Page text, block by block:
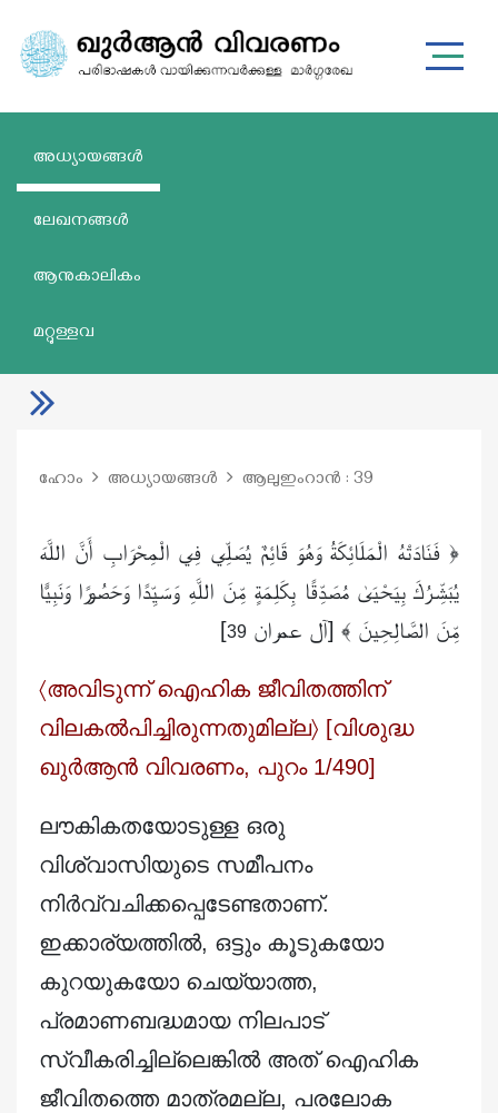
അധ്യായങ്ങൾ
ലേഖനങ്ങൾ
ആനുകാലികം
മറ്റുള്ളവ
ഹോം അധ്യായങ്ങൾ ആലുഇംറാൻ : 39
﴿ فَنَادَتْهُ الْمَلَائِكَةُ وَهُوَ قَائِمٌ يُصَلِّي فِي الْمِحْرَابِ أَنَّ اللَّهَ
يُبَشِّرُكَ بِيَحْيَىٰ مُصَدِّقًا بِكَلِمَةٍ مِّنَ اللَّهِ وَسَيِّدًا وَحَصُورًا وَنَبِيًّا
مِّنَ الصَّالِحِينَ ﴾ [آل عمران 39
]
〈അവിടുന്ന് ഐഹിക ജീവിതത്തിന്
വിലകൽപിച്ചിരുന്നതുമില്ല〉 [വിശുദ്ധ
ഖുർആൻ വിവരണം, പുറം 1/490]
ലൗകികതയോടുള്ള ഒരു
വിശ്വാസിയുടെ സമീപനം
നിർവ്വചിക്കപ്പെടേണ്ടതാണ്.
ഇക്കാര്യത്തിൽ, ഒട്ടും കൂടുകയോ
കുറയുകയോ ചെയ്യാത്ത,
പ്രമാണബദ്ധമായ നിലപാട്
സ്വീകരിച്ചില്ലെങ്കിൽ അത് ഐഹിക
ജീവിതത്തെ മാത്രമല്ല, പരലോക